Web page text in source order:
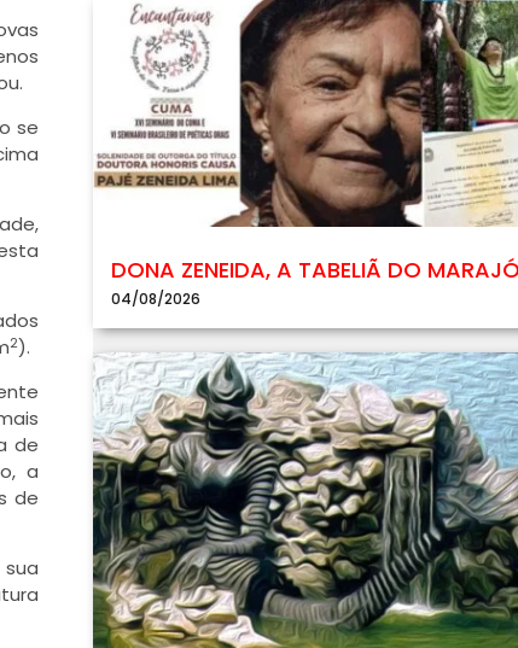
se
2).
de
a
de
DONA ZENEIDA, A TABELIÃ DO
04/08/2026